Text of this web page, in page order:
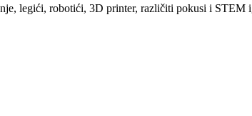
legići, robotići, 3D printer, različiti pokusi i STEM